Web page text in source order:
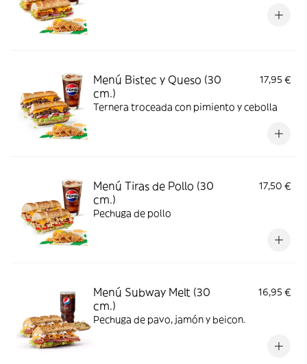
Menú Bistec y Queso (30
cm.)
17,95 €
Ternera troceada con pimiento y cebolla
Menú Tiras de Pollo (30
cm.)
17,50 €
Pechuga de pollo
Menú Subway Melt (30
cm.)
16,95 €
Pechuga de pavo, jamón y beicon.